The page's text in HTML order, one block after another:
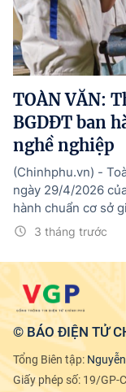
© BÁO ĐIỆN TỬ
Tổng Giám đốc:
Trụ sở: 16 Lê Hồng
Email:
Theo dõi báo trên:
Bản quyền thuộc Báo
phủ.
Ghi rõ nguồn "Báo Điện
hoặc
từ các nguồn này.
TOÀN VĂN:
BGDĐT ban
nghề nghiệp
3 tháng trước
(Chinhphu.vn) -
ngày 29/4/2026
hành chuẩn cơ sở
© BÁO ĐIỆN TỬ
Tổng Biên tập:
Giấy phép số: 19/GP-